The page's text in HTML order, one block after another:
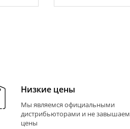
Низкие цены
Мы являемся официальными
дистрибьюторами и не завышаем
цены